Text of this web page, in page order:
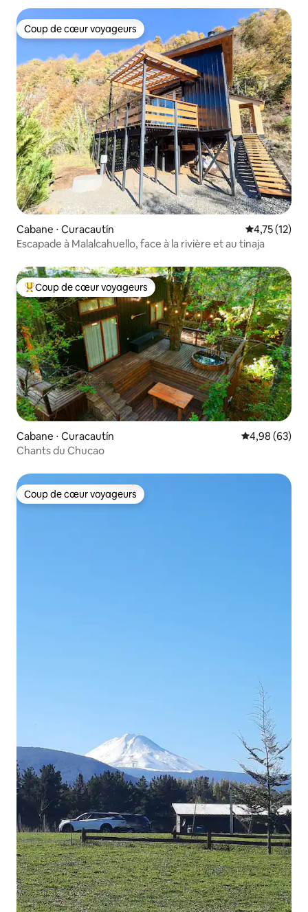
Coup de cœur voyageurs
Coup de cœur voyageurs
Cabane ⋅ Curacautín Évaluation
4,75 (12)
Escapade à Malalcahuello, face à la rivière et au tinaja
Coups de cœur voyageurs les plus appréciés
Coup de cœur voyageurs
Cabane ⋅ Curacautín Évaluation
4,98 (63)
Chants du Chucao
Coup de cœur voyageurs
Coup de cœur voyageurs